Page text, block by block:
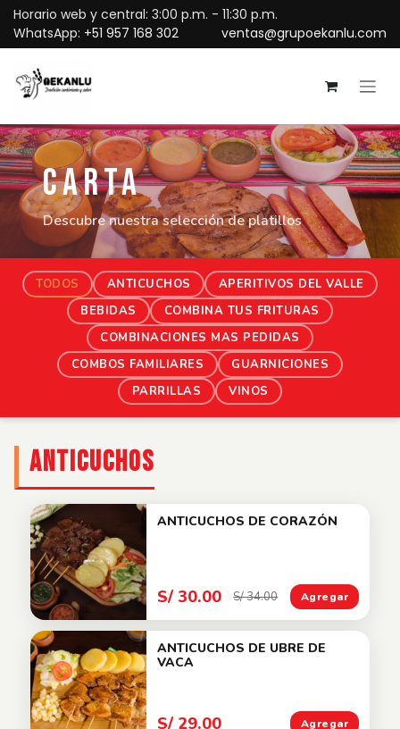
Ir al contenido
Horario web y central: 3:00 p.m. - 11:30 p.m.
WhatsApp: +51 957 168 302 ventas@grupoekanlu.com
CARTA
Descubre nuestra selección de platillos
TODOS ANTICUCHOS
APERITIVOS DEL VALLE
BEBIDAS
COMBINA TUS FRITURAS
COMBINACIONES MAS PEDIDAS
COMBOS FAMILIARES
GUARNICIONES
PARRILLAS
VINOS
ANTICUCHOS
ANTICUCHOS DE CORAZÓN
S/ 30.00 S/ 34.00 Agregar
ANTICUCHOS DE UBRE DE
VACA
S/ 29.00 Agregar